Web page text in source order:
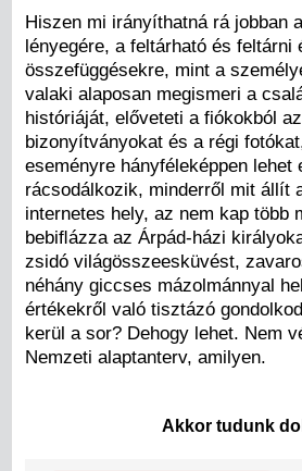
Hiszen mi irányíthatná rá jobban
lényegére, a feltárható és feltárni
összefüggésekre, mint a
valaki alaposan megismeri a
históriáját, előveteti a fiókokból
bizonyítványokat és a régi
eseményre hányféleképpen lehet
rácsodálkozik, minderről mit állít
internetes hely, az nem kap több
bebiﬂázza az Árpád-házi
zsidó világösszeesküvést,
néhány giccses mázolmánnyal
értékekről való tisztázó
kerül a sor? Dehogy lehet. Nem
Nemzeti alaptanterv, amilyen.
Akkor tudunk